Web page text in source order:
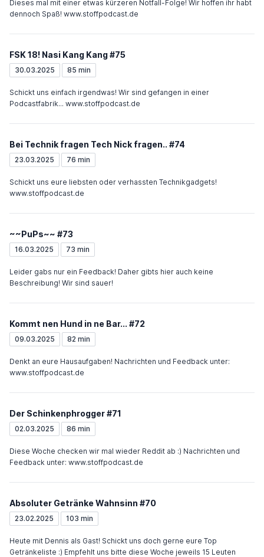
Dieses mal mit einer etwas kürzeren Notfall-Folge! Wir hoffen ihr habt
dennoch Spaß! www.stoffpodcast.de
FSK 18! Nasi Kang Kang #75
30.03.2025 85 min
Schickt uns einfach irgendwas! Wir sind gefangen in einer
Podcastfabrik... www.stoffpodcast.de
Bei Technik fragen Tech Nick fragen.. #74
23.03.2025 76 min
Schickt uns eure liebsten oder verhassten Technikgadgets!
www.stoffpodcast.de
~~PuPs~~ #73
16.03.2025 73 min
Leider gabs nur ein Feedback! Daher gibts hier auch keine
Beschreibung! Wir sind sauer!
Kommt nen Hund in ne Bar... #72
09.03.2025 82 min
Denkt an eure Hausaufgaben! Nachrichten und Feedback unter:
www.stoffpodcast.de
Der Schinkenphrogger #71
02.03.2025 86 min
Diese Woche checken wir mal wieder Reddit ab :) Nachrichten und
Feedback unter: www.stoffpodcast.de
Absoluter Getränke Wahnsinn #70
23.02.2025 103 min
Heute mit Dennis als Gast! Schickt uns doch gerne eure Top
Getränkeliste :) Empfehlt uns bitte diese Woche jeweils 15 Leuten